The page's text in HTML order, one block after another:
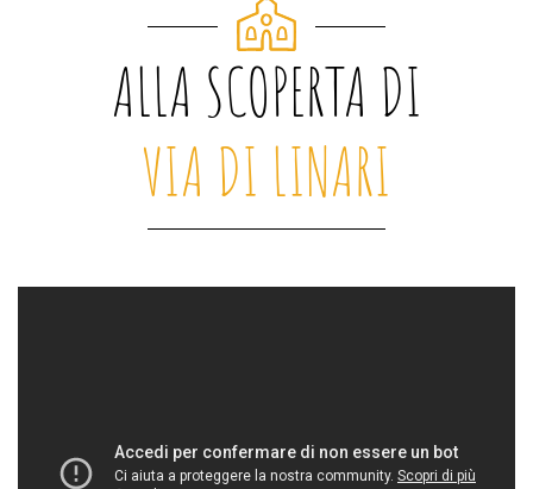
ALLA SCOPERTA DI
VIA DI LINARI